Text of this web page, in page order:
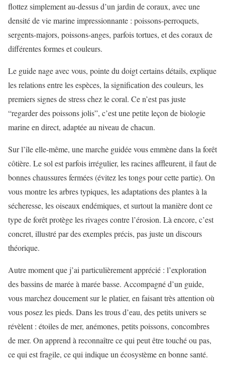
flottez simplement au-dessus d’un jardin de coraux, avec une
densité de vie marine impressionnante : poissons-perroquets,
sergents-majors, poissons-anges, parfois tortues, et des coraux de
différentes formes et couleurs.
Le guide nage avec vous, pointe du doigt certains détails, explique
les relations entre les espèces, la signification des couleurs, les
premiers signes de stress chez le coral. Ce n’est pas juste
“regarder des poissons jolis”, c’est une petite leçon de biologie
marine en direct, adaptée au niveau de chacun.
Sur l’île elle-même, une marche guidée vous emmène dans la forêt
côtière. Le sol est parfois irrégulier, les racines affleurent, il faut de
bonnes chaussures fermées (évitez les tongs pour cette partie). On
vous montre les arbres typiques, les adaptations des plantes à la
sécheresse, les oiseaux endémiques, et surtout la manière dont ce
type de forêt protège les rivages contre l’érosion. Là encore, c’est
concret, illustré par des exemples précis, pas juste un discours
théorique.
Autre moment que j’ai particulièrement apprécié : l’exploration
des bassins de marée à marée basse. Accompagné d’un guide,
vous marchez doucement sur le platier, en faisant très attention où
vous posez les pieds. Dans les trous d’eau, des petits univers se
révèlent : étoiles de mer, anémones, petits poissons, concombres
de mer. On apprend à reconnaître ce qui peut être touché ou pas,
ce qui est fragile, ce qui indique un écosystème en bonne santé.